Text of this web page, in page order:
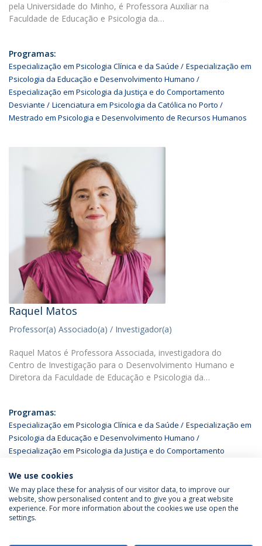
pela Universidade do Minho, é Professora Auxiliar na
Faculdade de Educação e Psicologia da…
Programas:
Especialização em Psicologia Clínica e da Saúde
Especialização em
Psicologia da Educação e Desenvolvimento Humano
Especialização em Psicologia da Justiça e do Comportamento
Desviante
Licenciatura em Psicologia da Católica no Porto
Mestrado em Psicologia e Desenvolvimento de Recursos Humanos
Raquel Matos
Professor(a) Associado(a) / Investigador(a)
Raquel Matos é Professora Associada, investigadora do
Centro de Investigação para o Desenvolvimento Humano e
Diretora da Faculdade de Educação e Psicologia da…
Programas:
Especialização em Psicologia Clínica e da Saúde
Especialização em
Psicologia da Educação e Desenvolvimento Humano
Especialização em Psicologia da Justiça e do Comportamento
Política de Privacidade
Termos & Condições
We use cookies
We may place these for analysis of our visitor data, to improve our
website, show personalised content and to give you a great website
experience. For more information about the cookies we use open the
settings.